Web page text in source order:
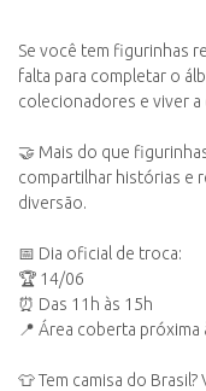
Se você tem figurinhas
falta para completar o
colecionadores e viver a
🤝 Mais do que
compartilhar histórias e
diversão.
📅 Dia oficial de troca:
🏆 14/06
⏰ Das 11h às 15h
📍 Área coberta próxima
👕 Tem camisa do